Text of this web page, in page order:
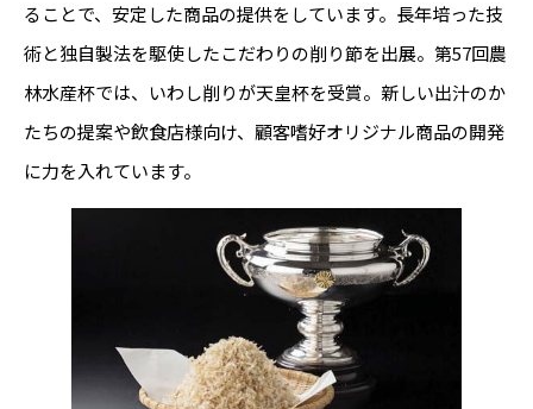
ることで、安定した商品の提供をしています。長年培った技
術と独自製法を駆使したこだわりの削り節を出展。第57回農
林水産杯では、いわし削りが天皇杯を受賞。新しい出汁のか
たちの提案や飲食店様向け、顧客嗜好オリジナル商品の開発
に力を入れています。